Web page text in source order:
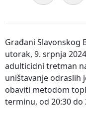
Građani Slavonskog
utorak, 9. srpnja
adulticidni tretman
uništavanje odraslih
obaviti metodom
terminu, od 20:30 do